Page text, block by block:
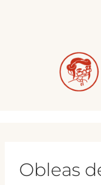
Obleas